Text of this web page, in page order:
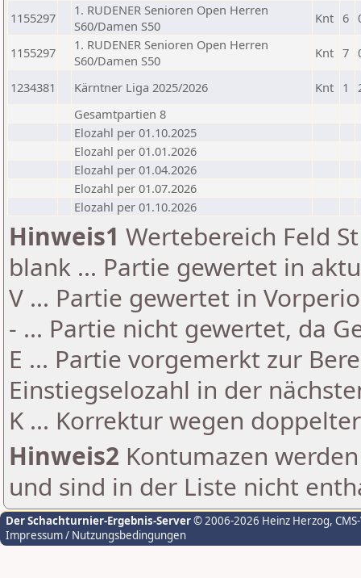
1155297
1. RUDENER Senioren Open Herren
S60/Damen S50
Knt 6
1155297
1. RUDENER Senioren Open Herren
S60/Damen S50
Knt 7
1234381 Kärntner Liga 2025/2026 Knt 1
Gesamtpartien 8
Elozahl per 01.10.2025
Elozahl per 01.01.2026
Elozahl per 01.04.2026
Elozahl per 01.07.2026
Elozahl per 01.10.2026
Hinweis1 Wertebereich Feld
blank ... Partie gewertet in
V ... Partie gewertet in
- ... Partie nicht gewertet, da
E ... Partie vorgemerkt zur
Einstiegselozahl in der
K ... Korrektur wegen
Hinweis2 Kontumazen
und sind in der Liste nicht
Der Schachturnier-Ergebnis-Server© 2006-2026 Heinz Herzog,
Impressum / Nutzungsbedingungen